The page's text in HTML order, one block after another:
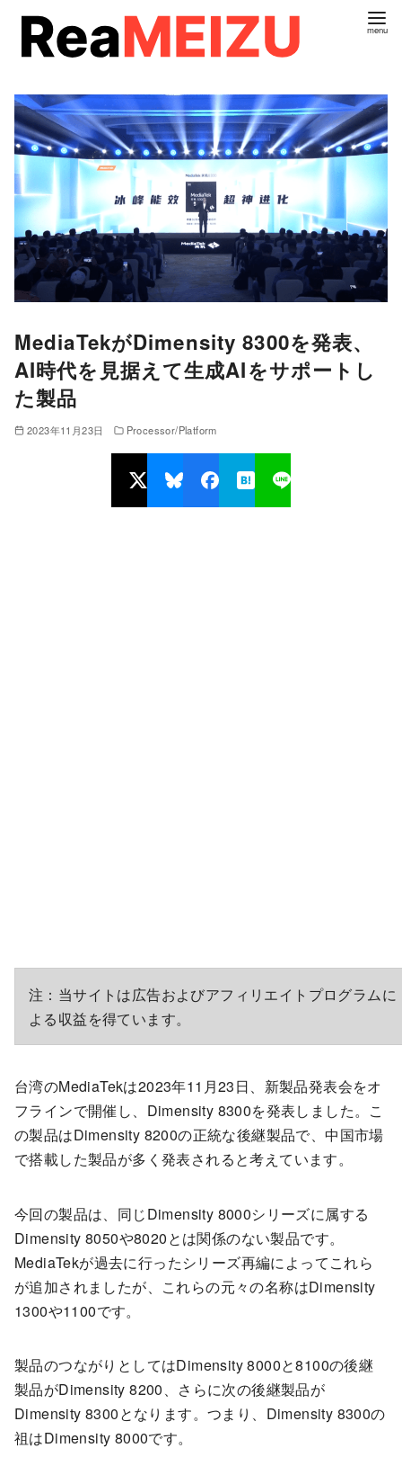
MediaTekがDimensity 8300を発表、
AI時代を見据えて生成AIをサポートし
た製品
2023年11月23日 Processor/Platform
注：当サイトは広告およびアフィリエイトプログラムに
よる収益を得ています。
台湾のMediaTekは2023年11月23日、新製品発表会をオ
フラインで開催し、Dimensity 8300を発表しました。こ
の製品はDimensity 8200の正統な後継製品で、中国市場
で搭載した製品が多く発表されると考えています。
今回の製品は、同じDimensity 8000シリーズに属する
Dimensity 8050や8020とは関係のない製品です。
MediaTekが過去に行ったシリーズ再編によってこれら
が追加されましたが、これらの元々の名称はDimensity
1300や1100です。
製品のつながりとしてはDimensity 8000と8100の後継
製品がDimensity 8200、さらに次の後継製品が
Dimensity 8300となります。つまり、Dimensity 8300の
祖はDimensity 8000です。